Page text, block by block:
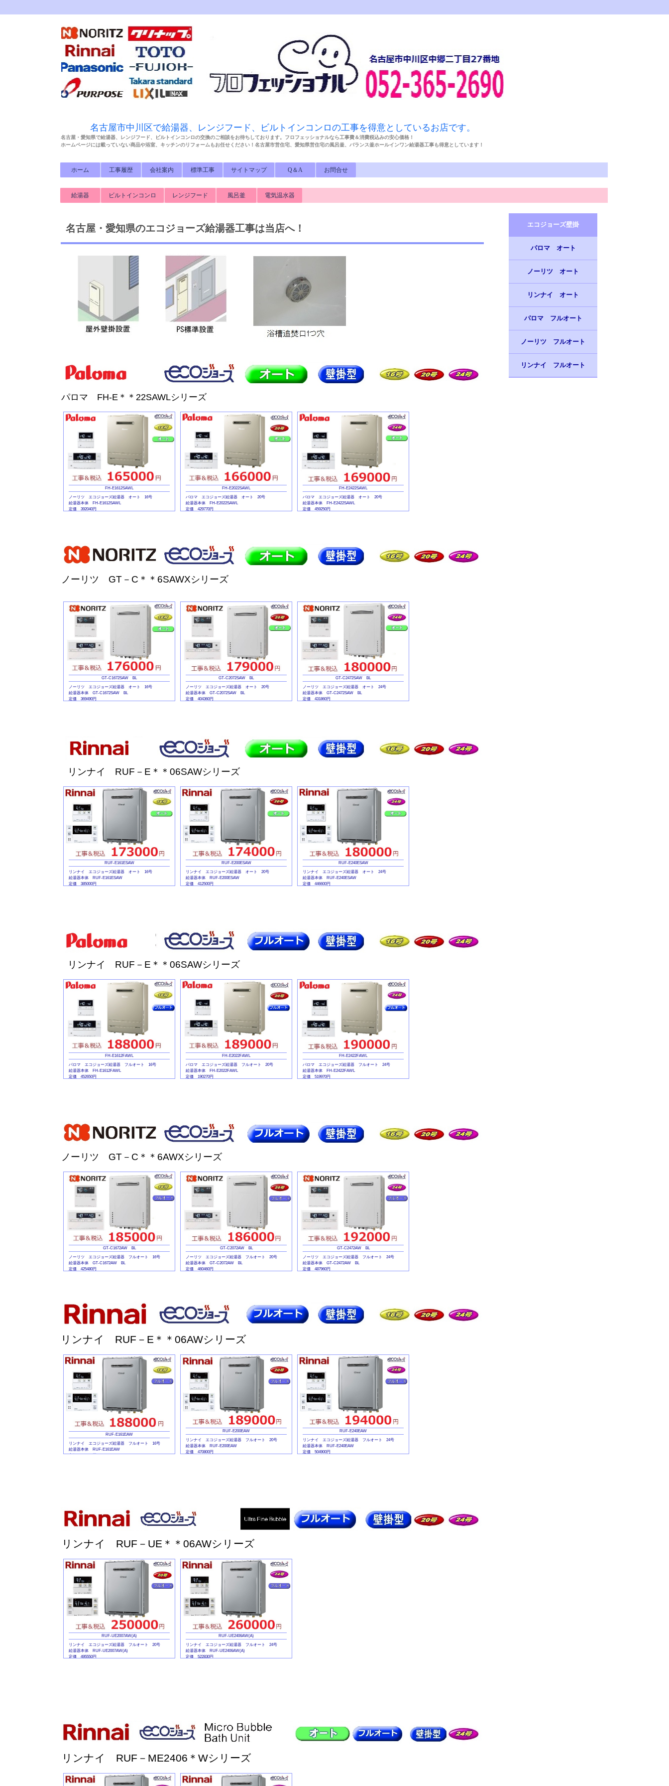
名古屋市中川区で給湯器、レンジフード、ビルトインコンロの工事を得意としているお店です。
名古屋・愛知県で給湯器、レンジフード、ビルトインコンロの交換のご相談をお待ちしております。フロフェッショナルなら工事費＆消費税込みの安心価格！
ホームページには載っていない商品や浴室、キッチンのリフォームもお任せください！名古屋市営住宅、愛知県営住宅の風呂釜、バランス釜ホールインワン給湯器工事も得意としています！
ホーム 工事履歴 会社案内 標準工事 サイトマップ Q＆A お問合せ
給湯器 ビルトインコンロ レンジフード 風呂釜 電気温水器
名古屋・愛知県のエコジョーズ給湯器工事は当店へ！
パロマ FH-E＊＊22SAWLシリーズ
FH-E1612SAWL
ノーリツ エコジョーズ給湯器 オート 16号
給湯器本体 FH-E1612SAWL
定価 392040円
FH-E2022SAWL
パロマ エコジョーズ給湯器 オート 20号
給湯器本体 FH-E2022SAWL
定価 429770円
FH-E2422SAWL
パロマ エコジョーズ給湯器 オート 20号
給湯器本体 FH-E2422SAWL
定価 459250円
ノーリツ GT－C＊＊6SAWXシリーズ
GT-C1672SAW BL
ノーリツ エコジョーズ給湯器 オート 16号
給湯器本体 GT-C1672SAW BL
定価 369490円
GT-C2072SAW BL
ノーリツ エコジョーズ給湯器 オート 20号
給湯器本体 GT-C2072SAW BL
定価 404360円
GT-C2472SAW BL
ノーリツ エコジョーズ給湯器 オート 24号
給湯器本体 GT-C2472SAW BL
定価 431860円
リンナイ RUF－E＊＊06SAWシリーズ
RUF-E161ESAW
リンナイ エコジョーズ給湯器 オート 16号
給湯器本体 RUF-E161ESAW
定価 385000円
RUF-E200ESAW
リンナイ エコジョーズ給湯器 オート 20号
給湯器本体 RUF-E200ESAW
定価 412500円
RUF-E240ESAW
リンナイ エコジョーズ給湯器 オート 24号
給湯器本体 RUF-E240ESAW
定価 446600円
リンナイ RUF－E＊＊06SAWシリーズ
FH-E1612FAWL
パロマ エコジョーズ給湯器 フルオート 16号
給湯器本体 FH-E1612FAWL
定価 452650円
FH-E2022FAWL
パロマ エコジョーズ給湯器 フルオート 20号
給湯器本体 FH-E2022FAWL
定価 190270円
FH-E2422FAWL
パロマ エコジョーズ給湯器 フルオート 24号
給湯器本体 FH-E2422FAWL
定価 519970円
ノーリツ GT－C＊＊6AWXシリーズ
GT-C1672AW BL
ノーリツ エコジョーズ給湯器 フルオート 16号
給湯器本体 GT-C1672AW BL
定価 425480円
GT-C2072AW BL
ノーリツ エコジョーズ給湯器 フルオート 20号
給湯器本体 GT-C2072AW BL
定価 460460円
GT-C2472AW BL
ノーリツ エコジョーズ給湯器 フルオート 24号
給湯器本体 GT-C2472AW BL
定価 487960円
リンナイ RUF－E＊＊06AWシリーズ
RUF-E161EAW
リンナイ エコジョーズ給湯器 フルオート 16号
給湯器本体 RUF-E161EAW
定価 440000円
RUF-E200EAW
リンナイ エコジョーズ給湯器 フルオート 20号
給湯器本体 RUF-E200EAW
定価 470800円
RUF-E240EAW
リンナイ エコジョーズ給湯器 フルオート 24号
給湯器本体 RUF-E240EAW
定価 504900円
リンナイ RUF－UE＊＊06AWシリーズ
RUF-UE2007AW(A)
リンナイ エコジョーズ給湯器 フルオート 20号
給湯器本体 RUF-UE2007AW(A)
定価 495550円
RUF-UE2406AW(A)
リンナイ エコジョーズ給湯器 フルオート 24号
給湯器本体 RUF-UE2406AW(A)
定価 522830円
リンナイ RUF－ME2406＊Wシリーズ
エコジョーズ壁掛
パロマ オート
ノーリツ オート
リンナイ オート
パロマ フルオート
ノーリツ フルオート
リンナイ フルオート